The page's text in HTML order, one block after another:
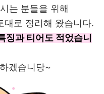
는 분들을 위해
대로 정리해 왔습니다.
징과 티어도 적었습니
겠습니당~